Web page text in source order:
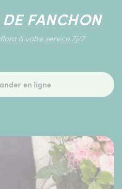
DE FANCHON
à votre service 7j/7
en ligne